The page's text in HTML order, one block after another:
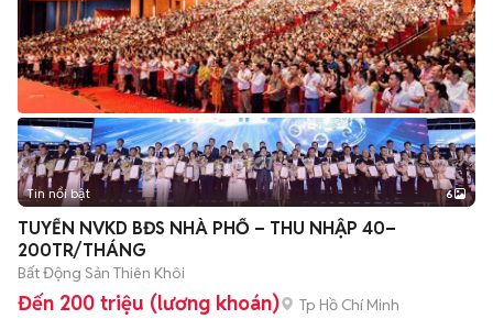
+2
Tin nổi bật 6
TUYỂN NVKD BĐS NHÀ PHỐ – THU NHẬP 40–
200TR/THÁNG
Bất Động Sản Thiên Khôi
Đến 200 triệu (lương khoán) Tp Hồ Chí Minh